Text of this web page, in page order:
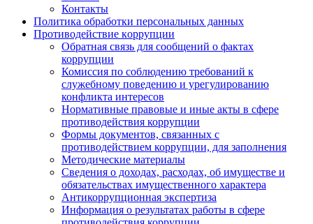
Контакты
Политика обработки персональных данных
Прoтивoдeйствие кoрpупции
Обратная связь для сообщений о фактах
коррупции
Комиссия по соблюдению требований к
служебному поведению и урегулированию
конфликта интересов
Нормативные правовые и иные акты в сфере
противодействия коррупции
Формы документов, связанных с
противодействием коррупции, для заполнения
Методические материалы
Сведения о доходах, расходах, об имуществе и
обязательствах имущественного характера
Антикоррупционная экспертиза
Информация о результатах работы в сфере